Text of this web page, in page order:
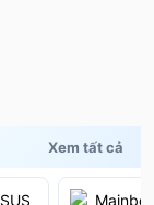
Xem tất cả